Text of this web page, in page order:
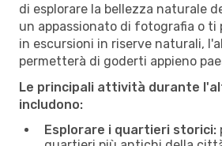
di esplorare la bellezza naturale
un appassionato di fotografia o
in escursioni in riserve naturali,
permetterà di goderti appieno
Le principali attività durante
includono:
Esplorare i quartieri storici: